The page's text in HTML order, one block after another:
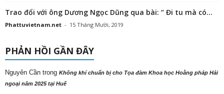
Trao đổi với ông Dương Ngọc Dũng qua bài: “ Đi tu mà có...
Phattuvietnam.net - 15 Tháng Mười, 2019
PHẢN HỒI GẦN ĐÂY
Nguyên Cần trong Không khí chuẩn bị cho Tọa đàm Khoa học Hoằng pháp Hải
ngoại năm 2025 tại Huế